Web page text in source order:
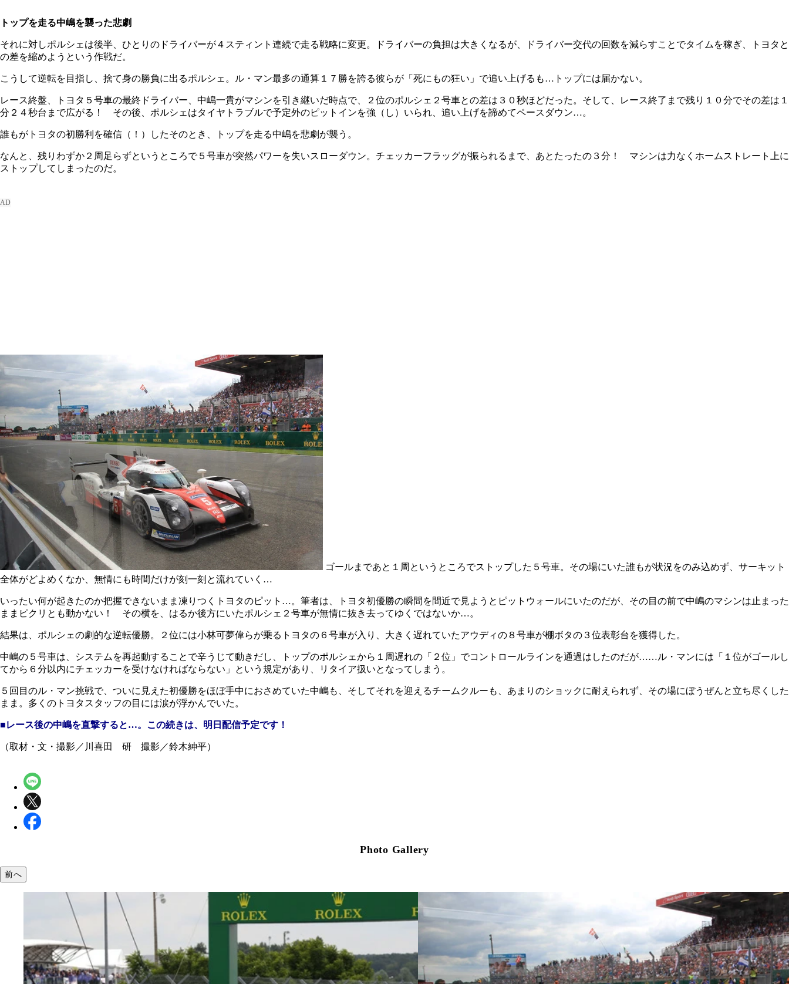
トップを走る中嶋を襲った悲劇
それに対しポルシェは後半、ひとりのドライバーが４スティント連続で走る戦略に変更。ドライバーの負担は大きくなるが、ドライバー交代の回数を減らすことでタイムを稼ぎ、トヨタと
の差を縮めようという作戦だ。
こうして逆転を目指し、捨て身の勝負に出るポルシェ。ル・マン最多の通算１７勝を誇る彼らが「死にもの狂い」で追い上げるも…トップには届かない。
レース終盤、トヨタ５号車の最終ドライバー、中嶋一貴がマシンを引き継いだ時点で、２位のポルシェ２号車との差は３０秒ほどだった。そして、レース終了まで残り１０分でその差は１
分２４秒台まで広がる！ その後、ポルシェはタイヤトラブルで予定外のピットインを強（し）いられ、追い上げを諦めてペースダウン…。
誰もがトヨタの初勝利を確信（！）したそのとき、トップを走る中嶋を悲劇が襲う。
なんと、残りわずか２周足らずというところで５号車が突然パワーを失いスローダウン。チェッカーフラッグが振られるまで、あとたったの３分！ マシンは力なくホームストレート上に
ストップしてしまったのだ。
ゴールまであと１周というところでストップした５号車。その場にいた誰もが状況をのみ込めず、サーキット
全体がどよめくなか、無情にも時間だけが刻一刻と流れていく…
いったい何が起きたのか把握できないまま凍りつくトヨタのピット…。筆者は、トヨタ初優勝の瞬間を間近で見ようとピットウォールにいたのだが、その目の前で中嶋のマシンは止まった
ままピクリとも動かない！ その横を、はるか後方にいたポルシェ２号車が無情に抜き去ってゆくではないか…。
結果は、ポルシェの劇的な逆転優勝。２位には小林可夢偉らが乗るトヨタの６号車が入り、大きく遅れていたアウディの８号車が棚ボタの３位表彰台を獲得した。
中嶋の５号車は、システムを再起動することで辛うじて動きだし、トップのポルシェから１周遅れの「２位」でコントロールラインを通過はしたのだが……ル・マンには「１位がゴールし
てから６分以内にチェッカーを受けなければならない」という規定があり、リタイア扱いとなってしまう。
５回目のル・マン挑戦で、ついに見えた初優勝をほぼ手中におさめていた中嶋も、そしてそれを迎えるチームクルーも、あまりのショックに耐えられず、その場にぼうぜんと立ち尽くした
まま。多くのトヨタスタッフの目には涙が浮かんでいた。
■レース後の中嶋を直撃すると…。この続きは、明日配信予定です！
（取材・文・撮影／川喜田 研 撮影／鈴木紳平）
Photo Gallery
前へ